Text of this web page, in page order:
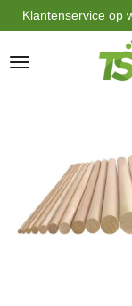
Ga
direct
naar
de
Klantenservice op